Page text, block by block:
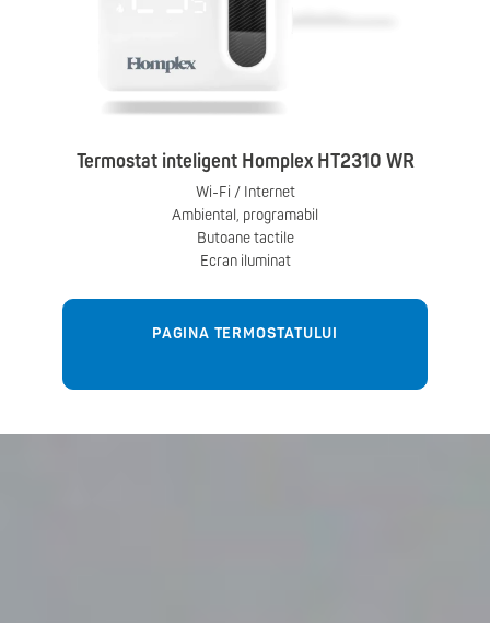
Termostat inteligent Homplex HT2310 WR
Wi-Fi / Internet
Ambiental, programabil
Butoane tactile
Ecran iluminat
PAGINA TERMOSTATULUI